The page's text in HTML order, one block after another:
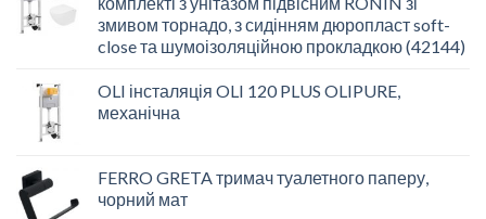
змивом торнадо, з сидінням дюропласт soft-
close та шумоізоляційною прокладкою (42144)
OLI інсталяція OLI 120 PLUS OLIPURE,
механічна
FERRO GRETA тримач туалетного паперу,
чорний мат